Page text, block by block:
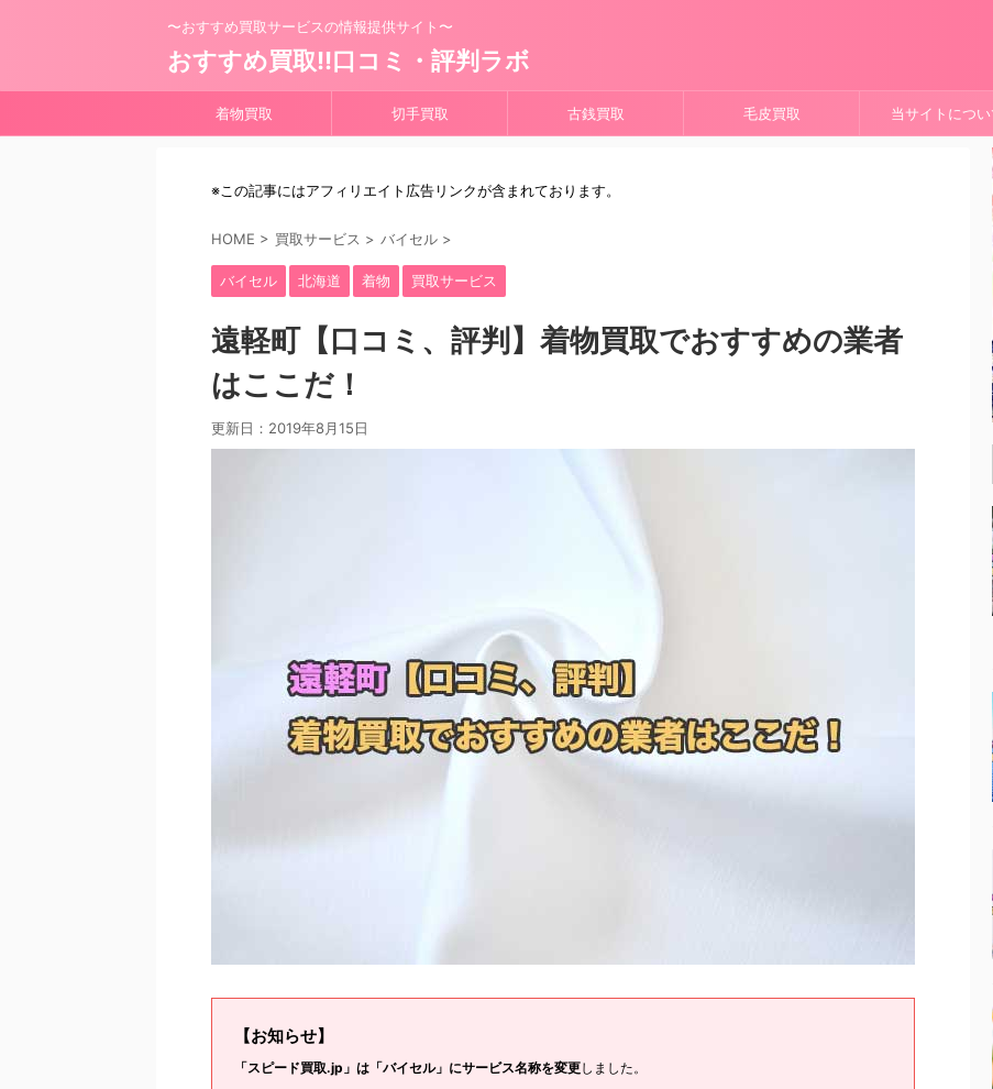
〜おすすめ買取サービスの情報提供サイト〜
おすすめ買取!!口コミ・評判ラボ
着物買取 切手買取 古銭買取 毛皮買取 当サイトについ
※この記事にはアフィリエイト広告リンクが含まれております。
HOME > 買取サービス > バイセル >
バイセル 北海道 着物 買取サービス
遠軽町【口コミ、評判】着物買取でおすすめの業者
はここだ！
更新日： 2019年8月15日
【お知らせ】
「スピード買取.jp」は「バイセル」にサービス名称を変更しました。